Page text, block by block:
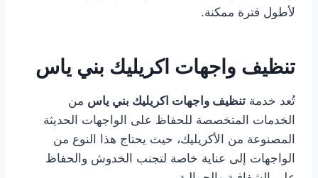
لأطول فترة ممكنة.
تنظيف واجهات اكريليك بني ياس
تُعد خدمة تنظيف واجهات اكريليك بني ياس من
الخدمات المتخصصة للحفاظ على الواجهات الحديثة
المصنوعة من الأكريليك، حيث يحتاج هذا النوع من
الواجهات إلى عناية خاصة لتجنب الخدوش والحفاظ